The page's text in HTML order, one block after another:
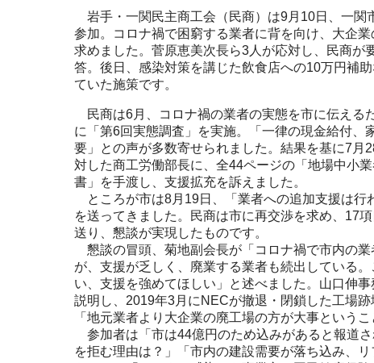
岩手・一関民主商工会（民商）は9月10日、一関
参加。コロナ禍で困窮する業者に背を向け、大企
求めました。菅原恵美次長ら3人が応対し、民商が
答。後日、感染対策を講じた飲食店への10万円補
ていた施策です。
民商は6月、コロナ禍の業者の実態を市に伝える
に「第6回実態調査」を実施。「一律の現金給付、
要」との声が多数寄せられました。結果を基に7月
対した商工労働部長に、全44ページの「地場中小
書」を手渡し、支援拡充を訴えました。
ところが市は8月19日、「業者への追加支援は行
を送ってきました。民商は市に再交渉を求め、17
送り、懇談が実現したものです。
懇談の冒頭、菊地副会長が「コロナ禍で市内の業
が、支援が乏しく、廃業する業者も続出している
い、支援を強めてほしい」と述べました。山口伸
説明し、2019年3月にNECが撤退・閉鎖した工場
「地元業者より大企業の廃工場の方が大事というこ
参加者は「市は44億円のため込みがあると報道
を拒む理由は？」「市内の建設需要が落ち込み、